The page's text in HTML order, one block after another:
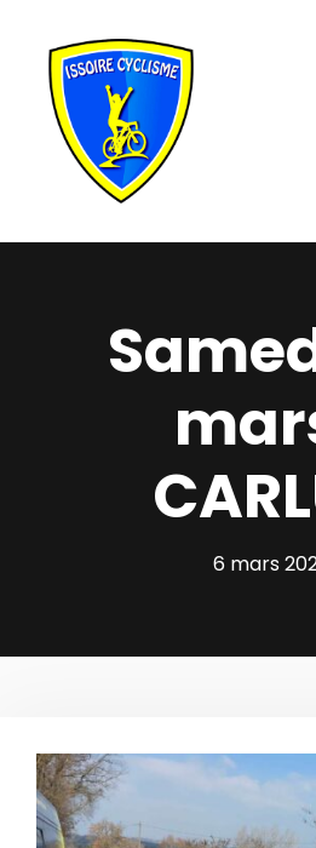
contenu
6 mars